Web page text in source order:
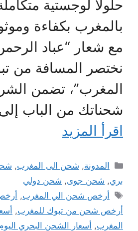
حلولاً لوجستية
بالمغرب بكفاءة
مع شعار “عباد
نختصر المسافة من
المغرب”، تضمن
شحناتك من الباب
اقرأ المزيد
التصنيفات
المدونة, شحن الى المغرب,
بري, شحن جوى, شحن دولي
الوسوم
أرخص شحن الي المغرب,
أرخص شحن من تبوك للمغرب,
المغرب, أسعار الشحن البحري